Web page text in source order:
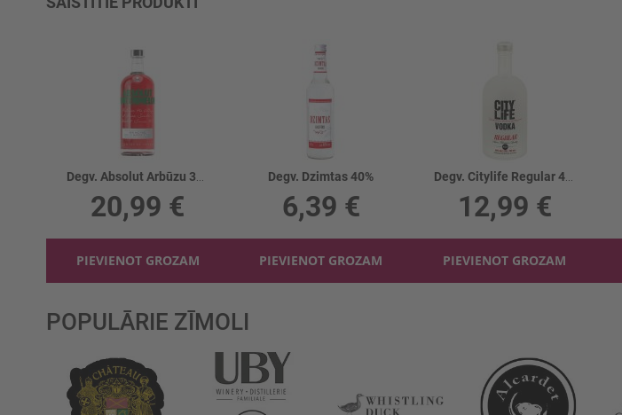
Degv. Absolut Arbūzu 38%
20,99 €
PIEVIENOT GROZAM
Degv. Dzimtas 40%
6,39 €
PIEVIENOT GROZAM
Degv. Citylife Regular 40%
12,99 €
PIEVIENOT GROZAM
POPULĀRIE ZĪMOLI